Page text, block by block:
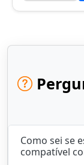
Como sei se
compatível